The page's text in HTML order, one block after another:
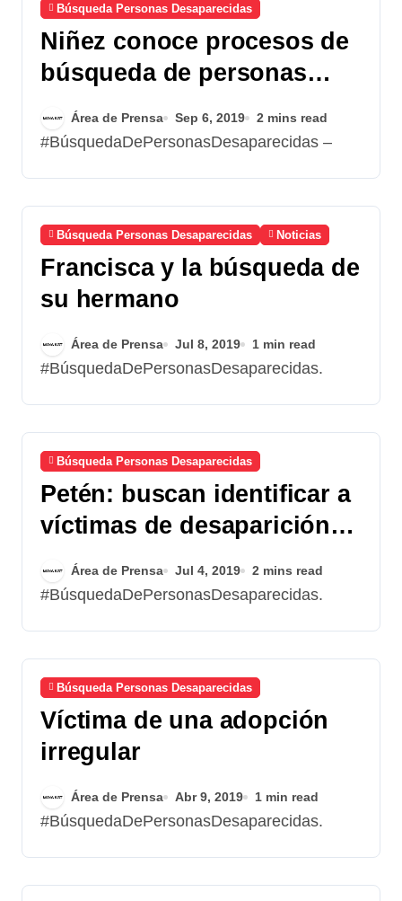
Búsqueda Personas Desaparecidas
Niñez conoce procesos de
búsqueda de personas
desaparecidas
Área de Prensa Sep 6, 2019 2 mins read
#BúsquedaDePersonasDesaparecidas –
Búsqueda Personas Desaparecidas Noticias
Francisca y la búsqueda de
su hermano
Área de Prensa Jul 8, 2019 1 min read
#BúsquedaDePersonasDesaparecidas.
Búsqueda Personas Desaparecidas
Petén: buscan identificar a
víctimas de desaparición
forzada
Área de Prensa Jul 4, 2019 2 mins read
#BúsquedaDePersonasDesaparecidas.
Búsqueda Personas Desaparecidas
Víctima de una adopción
irregular
Área de Prensa Abr 9, 2019 1 min read
#BúsquedaDePersonasDesaparecidas.